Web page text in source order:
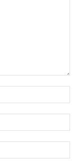
:*
:*
: